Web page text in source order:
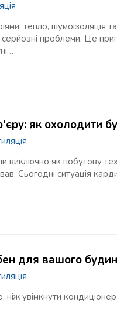
тепло, шумоізоляція
проблеми. Це
як охолодити
виключно як побутову
Сьогодні ситуація
для вашого
ніж увімкнути